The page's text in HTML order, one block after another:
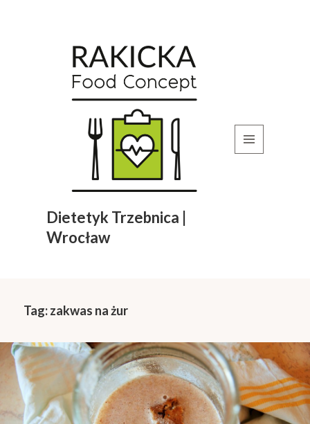
Dietetyk Trzebnica |
Wrocław
Tag:zakwas na żur